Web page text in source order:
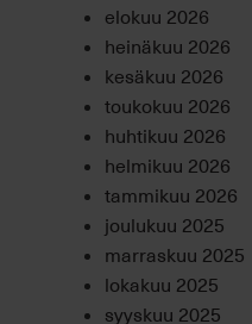
elokuu 2026
heinäkuu 2026
kesäkuu 2026
toukokuu 2026
huhtikuu 2026
helmikuu 2026
tammikuu 2026
joulukuu 2025
marraskuu 2025
lokakuu 2025
syyskuu 2025